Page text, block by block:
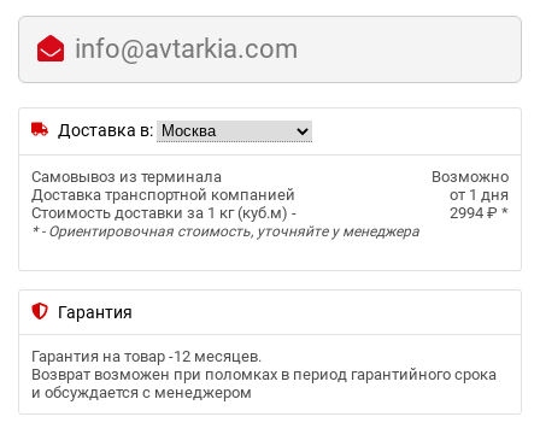
info@avtarkia.com
Доставка в:
Самовывоз из терминала
Возможно
Доставка транспортной компанией
от 1 дня
Стоимость доставки за 1 кг (куб.м) -
2994 ₽ *
* - Ориентировочная стоимость, уточняйте у менеджера
Гарантия
Гарантия на товар -12 месяцев.
Возврат возможен при поломках в период гарантийного срока
и обсуждается с менеджером